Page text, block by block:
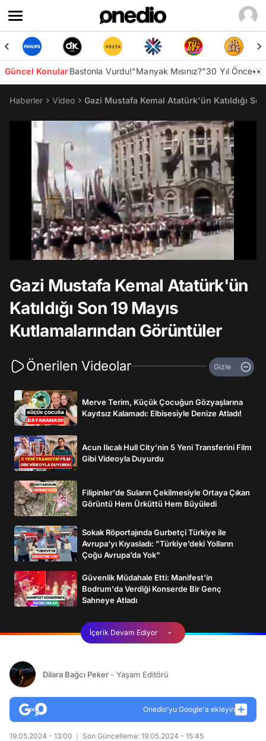
Güncel KonularBastonla Vurdu!"Manyak Mısınız?"30 Yıl Önce👀
Haberler Video Gazi Mustafa Kemal Atatürk'ün Katıldığı
/
Gazi Mustafa Kemal Atatürk'ün
Katıldığı Son 19 Mayıs
Kutlamalarından Görüntüler
Önerilen Videolar Gizle
Merve Terim, Küçük Çocuğun Gözyaşlarına
Kayıtsız Kalamadı: Elbisesiyle Denize Atladı!
Acun Ilıcalı Hull City’nin 5 Yeni Transferini Film
Gibi Videoyla Duyurdu
Filipinler'de Suların Çekilmesiyle Ortaya Çıkan
Görüntü Hem Ürküttü Hem Büyüledi
Sokak Röportajında Gurbetçi Türkiye ile
Avrupa'yı Kıyasladı: "Türkiye’deki Yolların
Çoğu Avrupa’da Yok"
Güvenlik Müdahale Etti: Manifest'in
Bodrum'da Verdiği Konserde Bir Genç
Sahneye Atladı
İçerik Devam Ediyor
Dilara Bağcı Peker - Yaşam Editörü
Onedio’yu Google'a ekleyin
19.05.2024 - 13:00 Son Güncelleme: 19.05.2024 - 15:45